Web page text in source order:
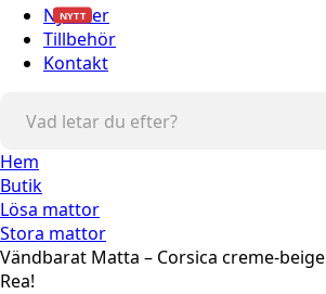
Nyheter
NYTT
Tillbehör
Kontakt
Hem
Butik
Lösa mattor
Stora mattor
Vändbarat Matta – Corsica creme-beige
Rea!